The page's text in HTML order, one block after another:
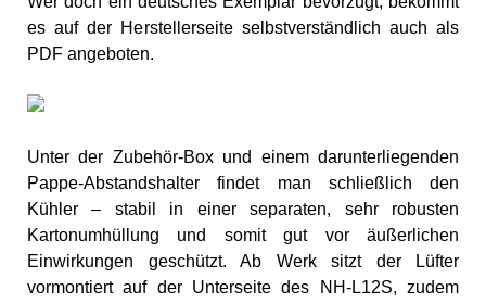
es auf der Herstellerseite selbstverständlich auch als
PDF angeboten.
Unter der Zubehör-Box und einem darunterliegenden
Pappe-Abstandshalter findet man schließlich den
Kühler – stabil in einer separaten, sehr robusten
Kartonumhüllung und somit gut vor äußerlichen
Einwirkungen geschützt. Ab Werk sitzt der Lüfter
vormontiert auf der Unterseite des NH-L12S, zudem